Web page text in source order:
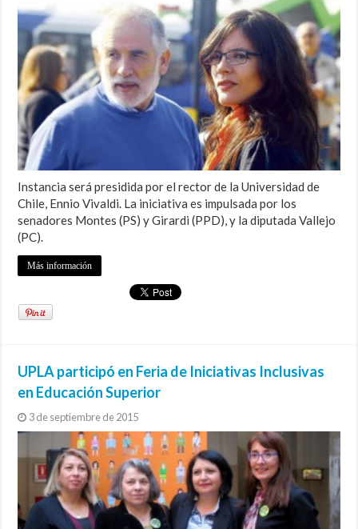
Instancia será presidida por el rector de la Universidad de
Chile, Ennio Vivaldi. La iniciativa es impulsada por los
senadores Montes (PS) y Girardi (PPD), y la diputada Vallejo
(PC).
Más información
UPLA participó en Feria de Iniciativas Inclusivas
en Educación Superior
3 de septiembre de 2015